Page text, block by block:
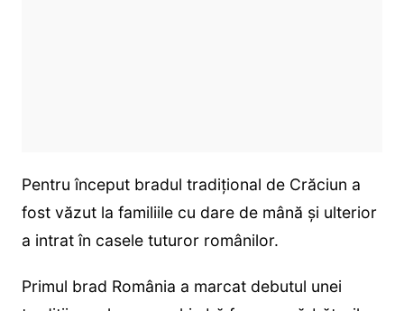
Pentru început bradul tradițional de Crăciun a
fost văzut la familiile cu dare de mână și ulterior
a intrat în casele tuturor românilor.
Primul brad România a marcat debutul unei